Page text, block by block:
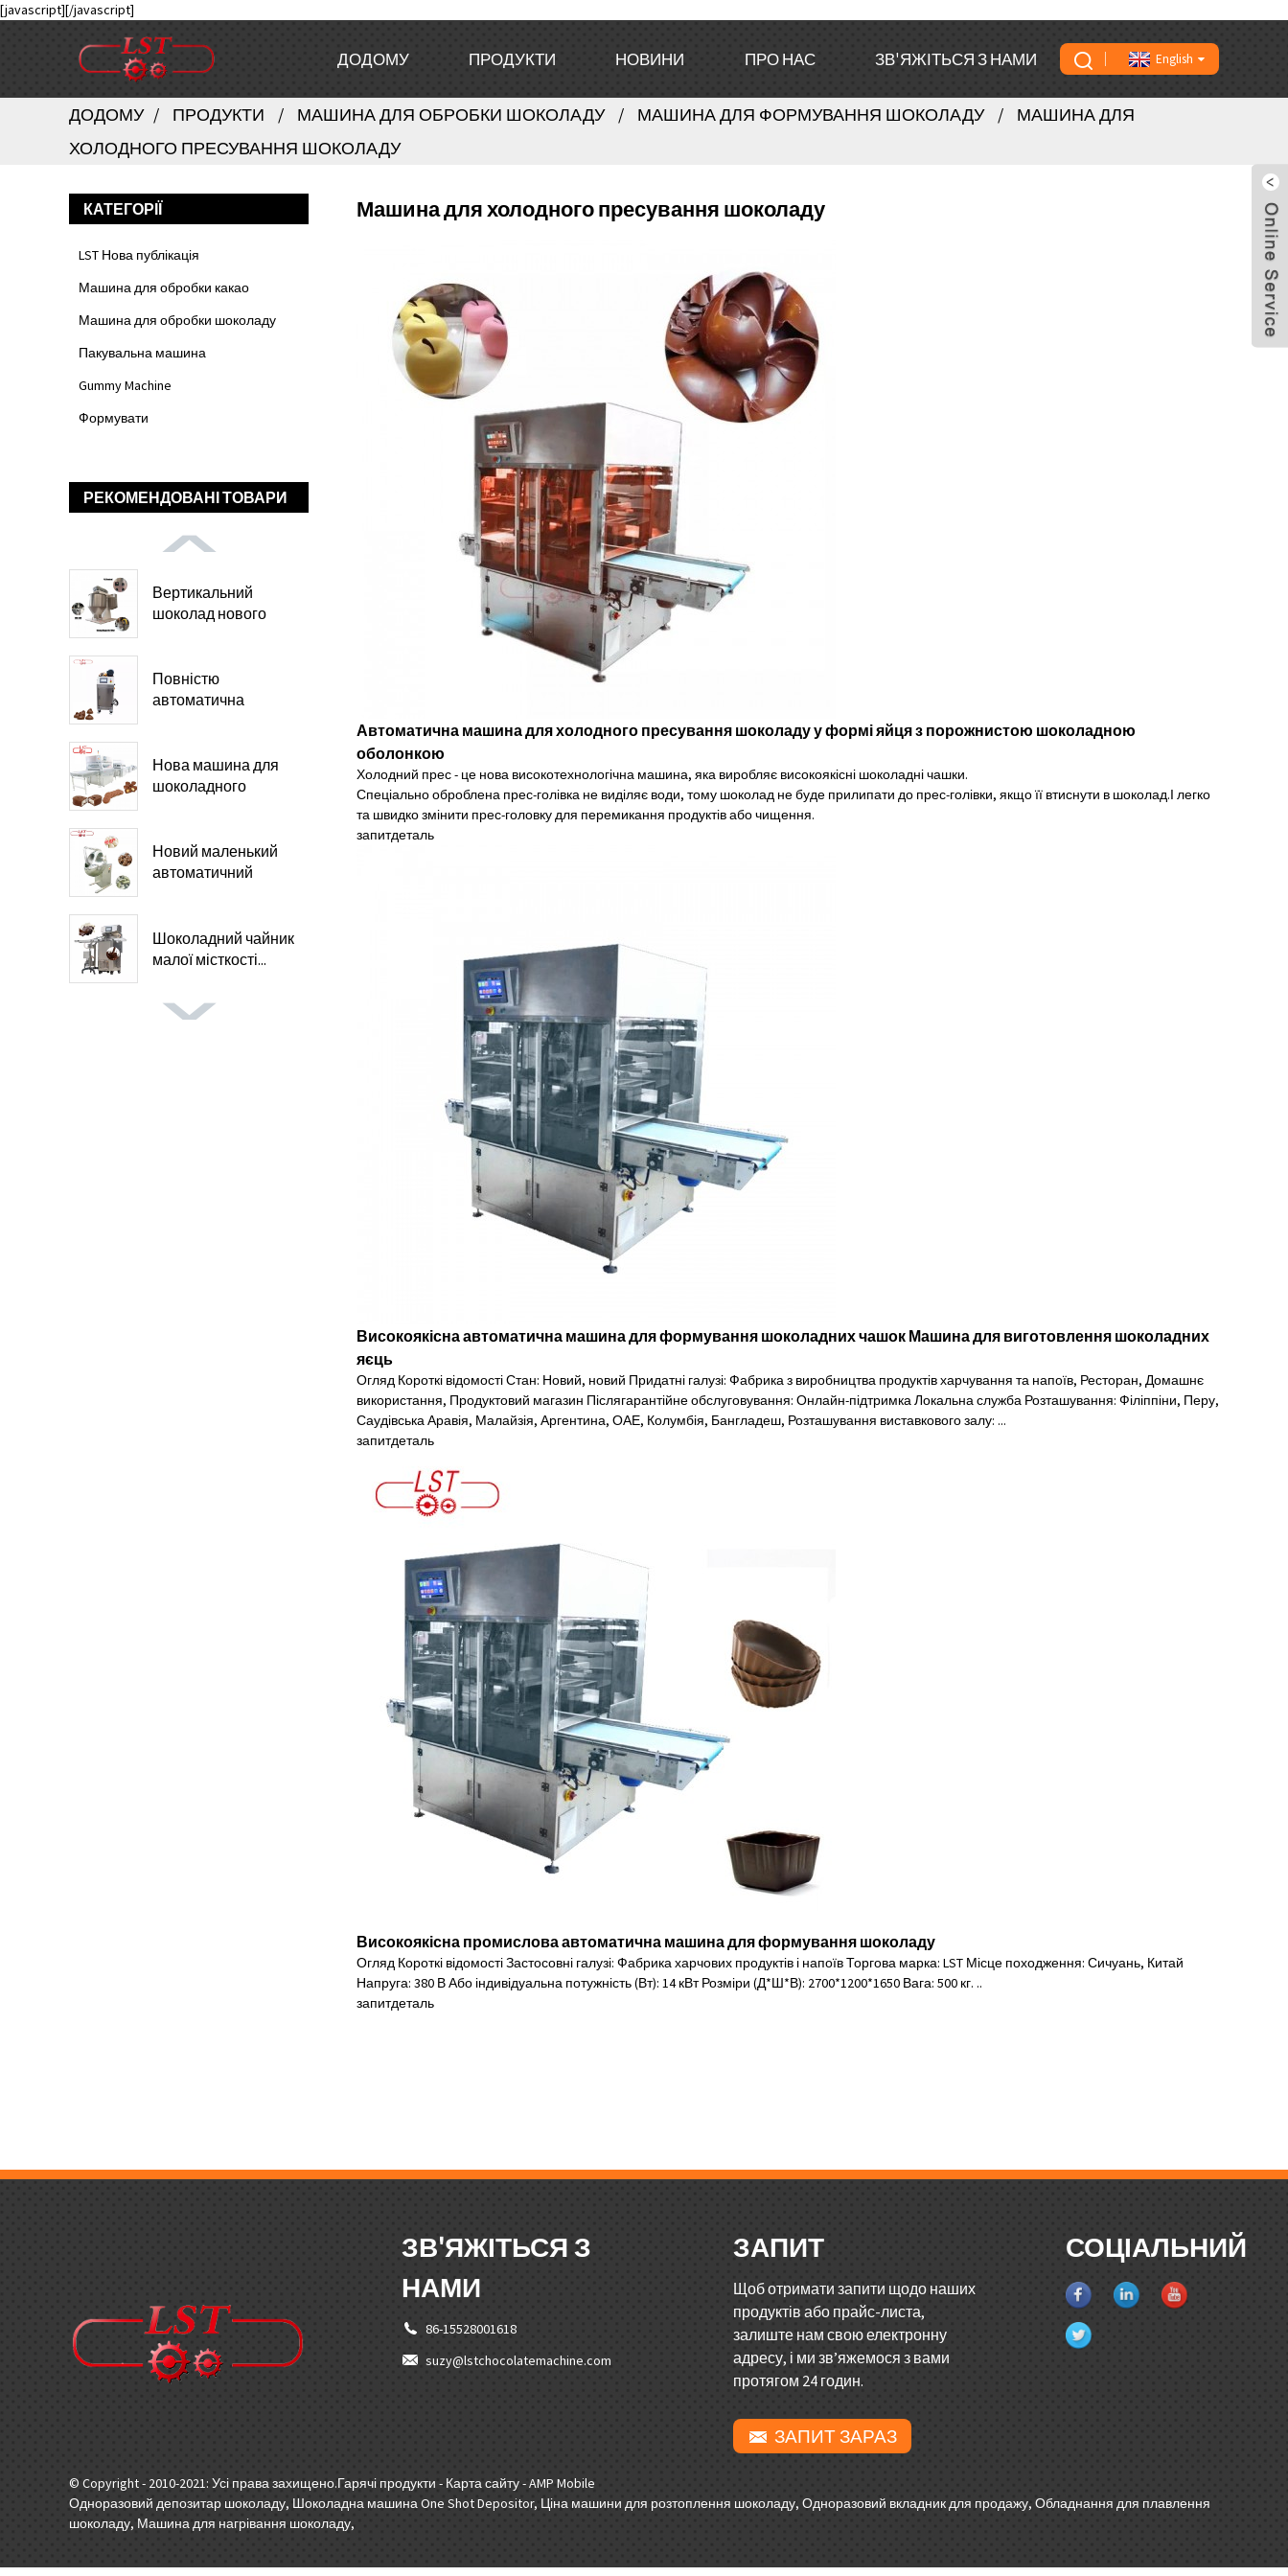
[javascript][/javascript]
ДОДОМУ ПРОДУКТИ НОВИНИ ПРО НАС ЗВ'ЯЖІТЬСЯ З НАМИ English
ДОДОМУ ПРОДУКТИ МАШИНА ДЛЯ ОБРОБКИ ШОКОЛАДУ МАШИНА ДЛЯ ФОРМУВАННЯ ШОКОЛАДУ
МАШИНА ДЛЯ
ХОЛОДНОГО ПРЕСУВАННЯ ШОКОЛАДУ
КАТЕГОРІЇ
LST Нова публікація
Машина для обробки какао
Машина для обробки шоколаду
Пакувальна машина
Gummy Machine
Формувати
РЕКОМЕНДОВАНІ ТОВАРИ
Вертикальний
шоколад нового
Повністю
автоматична
Нова машина для
шоколадного
Новий маленький
автоматичний
Шоколадний чайник
малої місткості...
Машина для холодного пресування шоколаду
Автоматична машина для холодного пресування шоколаду у формі яйця з порожнистою шоколадною
оболонкою
Холодний прес - це нова високотехнологічна машина, яка виробляє високоякісні шоколадні чашки.
Спеціально оброблена прес-голівка не виділяє води, тому шоколад не буде прилипати до прес-голівки, якщо її втиснути в шоколад.І легко
та швидко змінити прес-головку для перемикання продуктів або чищення.
запитдеталь
Високоякісна автоматична машина для формування шоколадних чашок Машина для виготовлення шоколадних
яєць
Огляд Короткі відомості Стан: Новий, новий Придатні галузі: Фабрика з виробництва продуктів харчування та напоїв, Ресторан, Домашнє
використання, Продуктовий магазин Післягарантійне обслуговування: Онлайн-підтримка Локальна служба Розташування: Філіппіни, Перу,
Саудівська Аравія, Малайзія, Аргентина, ОАЕ, Колумбія, Бангладеш, Розташування виставкового залу: ...
запитдеталь
Високоякісна промислова автоматична машина для формування шоколаду
Огляд Короткі відомості Застосовні галузі: Фабрика харчових продуктів і напоїв Торгова марка: LST Місце походження: Сичуань, Китай
Напруга: 380 В Або індивідуальна потужність (Вт): 14 кВт Розміри (Д*Ш*В): 2700*1200*1650 Вага: 500 кг. ..
запитдеталь
ЗВ'ЯЖІТЬСЯ З
НАМИ
86-15528001618
suzy@lstchocolatemachine.com
ЗАПИТ
Щоб отримати запити щодо наших
продуктів або прайс-листа,
залиште нам свою електронну
адресу, і ми зв’яжемося з вами
протягом 24 годин.
ЗАПИТ ЗАРАЗ
СОЦІАЛЬНИЙ
© Copyright - 2010-2021: Усі права захищено.Гарячі продукти - Карта сайту-AMP Mobile
Одноразовий депозитар шоколаду, Шоколадна машина One Shot Depositor, Ціна машини для розтоплення шоколаду, Одноразовий вкладник для продажу, Обладнання для плавлення
шоколаду, Машина для нагрівання шоколаду,